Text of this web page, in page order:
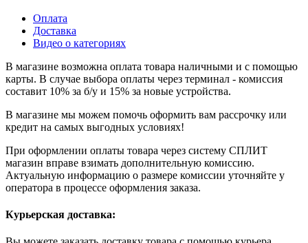
Оплата
Доставка
Видео о категориях
В магазине возможна оплата товара наличными и с помощью
карты. В случае выбора оплаты через терминал - комиссия
составит 10% за б/у и 15% за новые устройства.
В магазине мы можем помочь оформить вам рассрочку или
кредит на самых выгодных условиях!
При оформлении оплаты товара через систему СПЛИТ
магазин вправе взимать дополнительную комиссию.
Актуальную информацию о размере комиссии уточняйте у
оператора в процессе оформления заказа.
Курьерская доставка: